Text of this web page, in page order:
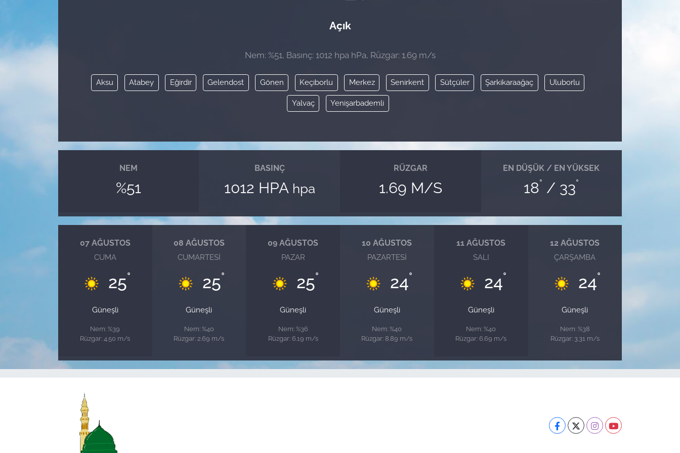
Açık
Nem: %51, Basınç: 1012 hpa hPa, Rüzgar: 1.69 m/s
Aksu Atabey Eğirdir Gelendost Gönen Keçiborlu Merkez Senirkent Sütçüler Şarkikaraağaç Uluborlu
Yalvaç Yenişarbademli
NEM
%51
BASINÇ
1012 HPA hpa
RÜZGAR
1.69 M/S
EN DÜŞÜK / EN YÜKSEK
18° / 33°
07 AĞUSTOS
CUMA
25°
Güneşli
Nem: %39
Rüzgar: 4.50 m/s
08 AĞUSTOS
CUMARTESI
25°
Güneşli
Nem: %40
Rüzgar: 2.69 m/s
09 AĞUSTOS
PAZAR
25°
Güneşli
Nem: %36
Rüzgar: 6.19 m/s
10 AĞUSTOS
PAZARTESI
24°
Güneşli
Nem: %40
Rüzgar: 8.89 m/s
11 AĞUSTOS
SALI
24°
Güneşli
Nem: %40
Rüzgar: 6.69 m/s
12 AĞUSTOS
ÇARŞAMBA
24°
Güneşli
Nem: %38
Rüzgar: 3.31 m/s